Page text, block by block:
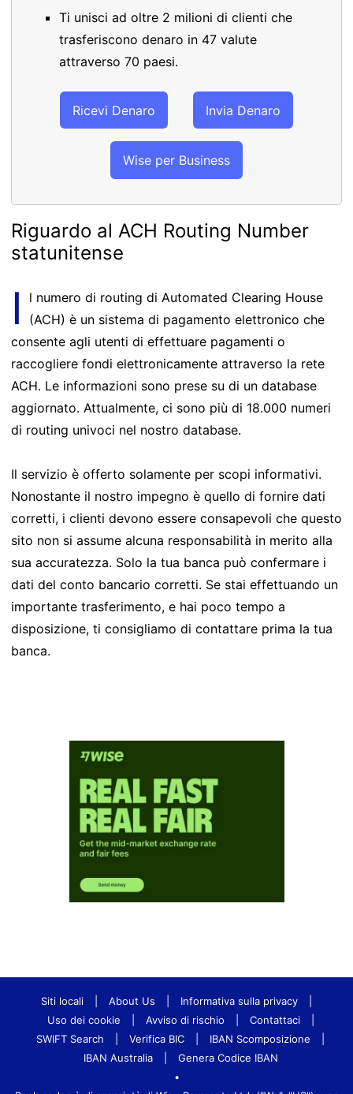
Ti unisci ad oltre 2 milioni di clienti che
trasferiscono denaro in 47 valute
attraverso 70 paesi.
Ricevi Denaro Invia Denaro
Wise per Business
Riguardo al ACH Routing Number
statunitense
I
l numero di routing di Automated Clearing House
(ACH) è un sistema di pagamento elettronico che
consente agli utenti di effettuare pagamenti o
raccogliere fondi elettronicamente attraverso la rete
ACH. Le informazioni sono prese su di un database
aggiornato. Attualmente, ci sono più di 18.000 numeri
di routing univoci nel nostro database.
Il servizio è offerto solamente per scopi informativi.
Nonostante il nostro impegno è quello di fornire dati
corretti, i clienti devono essere consapevoli che questo
sito non si assume alcuna responsabilità in merito alla
sua accuratezza. Solo la tua banca può confermare i
dati del conto bancario corretti. Se stai effettuando un
importante trasferimento, e hai poco tempo a
disposizione, ti consigliamo di contattare prima la tua
banca.
Siti locali About Us Informativa sulla privacy
Uso dei cookie
Avviso di rischio Contattaci
SWIFT Search
Verifica BIC IBAN Scomposizione
IBAN Australia
Genera Codice IBAN
•